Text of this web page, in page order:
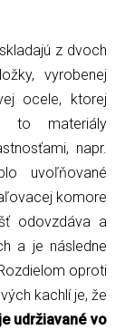
z dvoch
vyrobenej
ocele, ktorej
to materiály
napr.
uvoľňované
komore
odovzdáva a
a je následne
oproti
kachlí je, že
udržiavané vo